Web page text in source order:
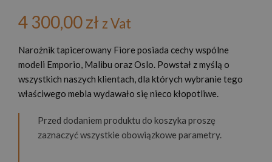
4 300,00zł z Vat
Narożnik tapicerowany Fiore posiada cechy wspólne
modeli Emporio, Malibu oraz Oslo. Powstał z myślą o
wszystkich naszych klientach, dla których wybranie tego
właściwego mebla wydawało się nieco kłopotliwe.
Przed dodaniem produktu do koszyka proszę
zaznaczyć wszystkie obowiązkowe parametry.